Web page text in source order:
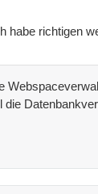
habe richtigen
die